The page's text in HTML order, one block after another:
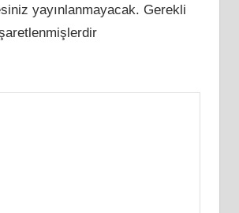
yayınlanmayacak. Gerekli